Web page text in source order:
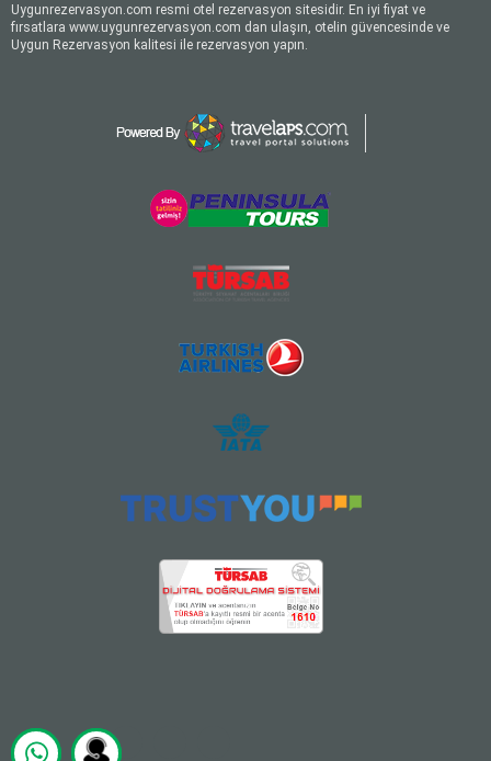
Uygunrezervasyon.com resmi otel rezervasyon sitesidir. En iyi fiyat ve
fırsatlara www.uygunrezervasyon.com dan ulaşın, otelin güvencesinde ve
Uygun Rezervasyon kalitesi ile rezervasyon yapın.